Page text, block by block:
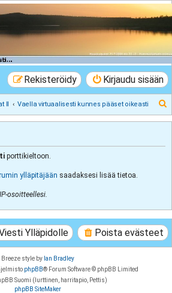
Kirjaudu sisään
Rekisteröidy
II Vaella virtuaalisesti kunnes pääset oikeasti
porttikieltoon.
ylläpitäjään saadaksesi lisää tietoa.
osoitteellesi.
Poista evästeet
Ylläpidolle
Breeze style by Ian Bradley
phpBB® Forum Software © phpBB Limited
Suomi (lurttinen, harritapio, Pettis)
phpBB SiteMaker